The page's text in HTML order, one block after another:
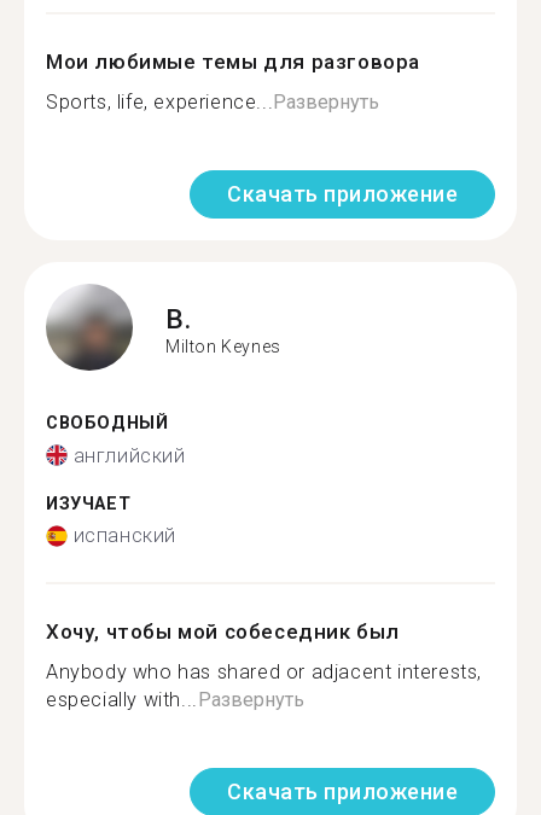
Мои любимые темы для разговора
Sports, life, experience...Развернуть
Скачать приложение
B.
Milton Keynes
СВОБОДНЫЙ
английский
ИЗУЧАЕТ
испанский
Хочу, чтобы мой собеседник был
Anybody who has shared or adjacent interests,
especially with...Развернуть
Скачать приложение